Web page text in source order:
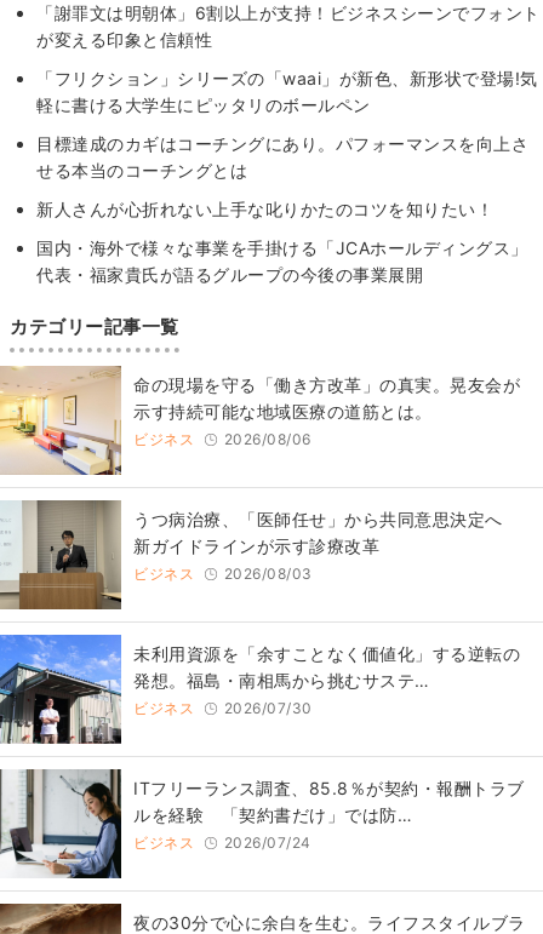
「謝罪文は明朝体」6割以上が支持！ビジネスシーンでフォント
が変える印象と信頼性
「フリクション」シリーズの「waai」が新色、新形状で登場!気
軽に書ける大学生にピッタリのボールペン
目標達成のカギはコーチングにあり。パフォーマンスを向上さ
せる本当のコーチングとは
新人さんが心折れない上手な叱りかたのコツを知りたい！
国内・海外で様々な事業を手掛ける「JCAホールディングス」
代表・福家貴氏が語るグループの今後の事業展開
カテゴリー記事一覧
​命の現場を守る「働き方改革」の真実。晃友会が
示す持続可能な地域医療の道筋とは。
ビジネス 2026/08/06
うつ病治療、「医師任せ」から共同意思決定へ
新ガイドラインが示す診療改革
ビジネス 2026/08/03
​​未利用資源を「余すことなく価値化」する逆転の
発想。福島・南相馬から挑むサステ…
ビジネス 2026/07/30
ITフリーランス調査、85.8％が契約・報酬トラブ
ルを経験 「契約書だけ」では防…
ビジネス 2026/07/24
​夜の30分で心に余白を生む。ライフスタイルブラ